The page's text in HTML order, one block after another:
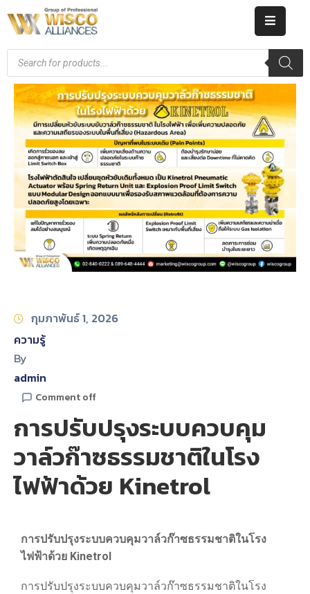
HOME
ABOUT
US
PRODUCT
CATALOG
KNOWLEDGE
CAREERS
CONTACT
กุมภาพันธ์ 1, 2026
ความรู้
By
admin
Comment off
การปรับปรุงระบบควบคุม
วาล์วก๊าซธรรมชาติในโรง
ไฟฟ้าด้วย Kinetrol
การปรับปรุงระบบควบคุมวาล์วก๊าซธรรมชาติในโรง
ไฟฟ้าด้วย Kinetrol
การปรับปรุงระบบควบคุมวาล์วก๊าซธรรมชาติในโรง